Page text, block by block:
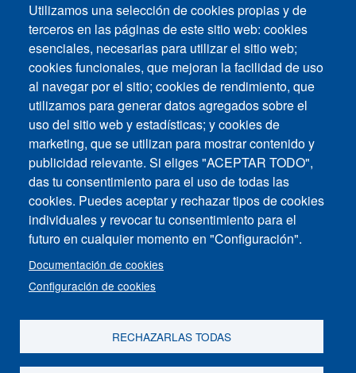
Soporte
Solicitud de soporte técnico
Utilizamos una selección de cookies propias y de
terceros en las páginas de este sitio web: cookies
esenciales, necesarias para utilizar el sitio web;
cookies funcionales, que mejoran la facilidad de uso
al navegar por el sitio; cookies de rendimiento, que
utilizamos para generar datos agregados sobre el
uso del sitio web y estadísticas; y cookies de
marketing, que se utilizan para mostrar contenido y
publicidad relevante. Si eliges "ACEPTAR TODO",
das tu consentimiento para el uso de todas las
cookies. Puedes aceptar y rechazar tipos de cookies
individuales y revocar tu consentimiento para el
futuro en cualquier momento en "Configuración".
Documentación de cookies
Configuración de cookies
RECHAZARLAS TODAS
Footer vertical
Contáctenos
Mapa del Sitio
Imprimir